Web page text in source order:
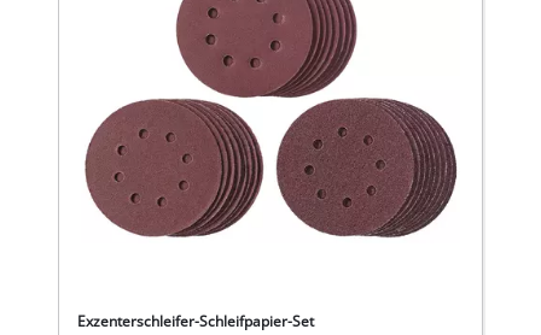
Exzenterschleifer-Schleifpapier-Set